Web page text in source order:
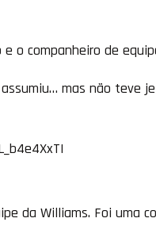
o companheiro de
mas não teve
da Williams. Foi uma